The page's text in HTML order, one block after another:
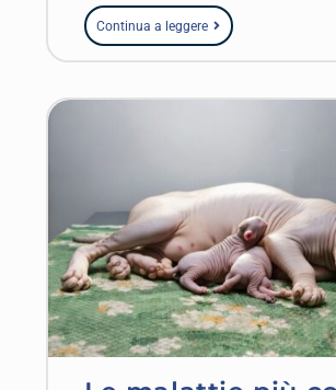
Continua a leggere